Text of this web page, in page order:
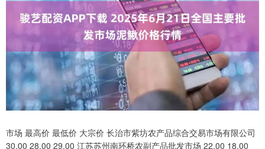
市场 最高价 最低价 大宗价 长治市紫坊农产品综合交易市场有限公司
30.00 28.00 29.00 江苏苏州南环桥农副产品批发市场 22.00 18.00